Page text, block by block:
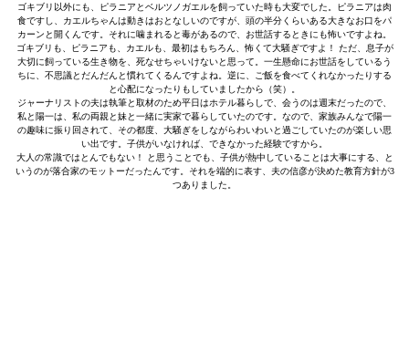
ゴキブリ以外にも、ピラニアとベルツノガエルを飼っていた時も大変でした。ピラニアは肉
食ですし、カエルちゃんは動きはおとなしいのですが、頭の半分くらいある大きなお口をパ
カーンと開くんです。それに噛まれると毒があるので、お世話するときにも怖いですよね。
ゴキブリも、ピラニアも、カエルも、最初はもちろん、怖くて大騒ぎですよ！ ただ、息子が
大切に飼っている生き物を、死なせちゃいけないと思って。一生懸命にお世話をしているう
ちに、不思議とだんだんと慣れてくるんですよね。逆に、ご飯を食べてくれなかったりする
と心配になったりもしていましたから（笑）。
ジャーナリストの夫は執筆と取材のため平日はホテル暮らしで、会うのは週末だったので、
私と陽一は、私の両親と妹と一緒に実家で暮らしていたのです。なので、家族みんなで陽一
の趣味に振り回されて、その都度、大騒ぎをしながらわいわいと過ごしていたのが楽しい思
い出です。子供がいなければ、できなかった経験ですから。
大人の常識ではとんでもない！ と思うことでも、子供が熱中していることは大事にする、と
いうのが落合家のモットーだったんです。それを端的に表す、夫の信彦が決めた教育方針が3
つありました。